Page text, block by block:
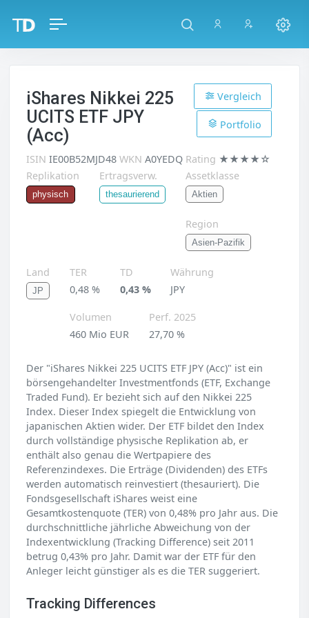
iShares Nikkei 225
UCITS ETF JPY
(Acc)
Vergleich
Portfolio
ISIN IE00B52MJD48 WKN A0YEDQ Rating ★★★★☆
Replikation
physisch
Ertragsverw.
thesaurierend
Assetklasse
Aktien
Region
Asien-Pazifik
Land
JP
TER
0,48 %
TD
0,43 %
Währung
JPY
Volumen
460 Mio EUR
Perf. 2025
27,70 %
Der "iShares Nikkei 225 UCITS ETF JPY (Acc)" ist ein
börsengehandelter Investmentfonds (ETF, Exchange
Traded Fund). Er bezieht sich auf den Nikkei 225
Index. Dieser Index spiegelt die Entwicklung von
japanischen Aktien wider. Der ETF bildet den Index
durch vollständige physische Replikation ab, er
enthält also genau die Wertpapiere des
Referenzindexes. Die Erträge (Dividenden) des ETFs
werden automatisch reinvestiert (thesauriert). Die
Fondsgesellschaft iShares weist eine
Gesamtkostenquote (TER) von 0,48% pro Jahr aus. Die
durchschnittliche jährliche Abweichung von der
Indexentwicklung (Tracking Difference) seit 2011
betrug 0,43% pro Jahr. Damit war der ETF für den
Anleger leicht günstiger als es die TER suggeriert.
Tracking Differences